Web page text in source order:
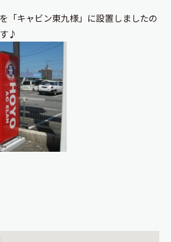
「キャビン東九様」に設置しましたの
♪